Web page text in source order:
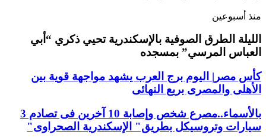
منذ أسبوعين
الليلة الطرق الصوفية بالإسكندرية تحيي ذكري “أبي
العباس المرسي” بمسجده
كأس مصر| اليوم برج العرب يشهد مواجهة قوية بين
الأهلى والمصرى بربع النهائى
بالأسماء..مصرع شخص وإصابة 10 آخرين فى تصادم 3
سيارات وتروسيكل بطريق" الإسكندرية الصحراوى"